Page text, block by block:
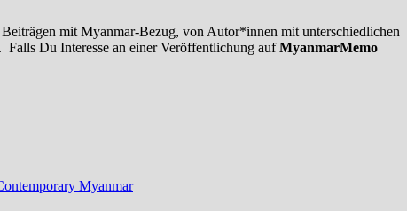
mit Myanmar-Bezug, von Autor*innen mit unterschiedlichen
Falls Du Interesse an einer Veröffentlichung aufMyanmarMemo
Myanmar